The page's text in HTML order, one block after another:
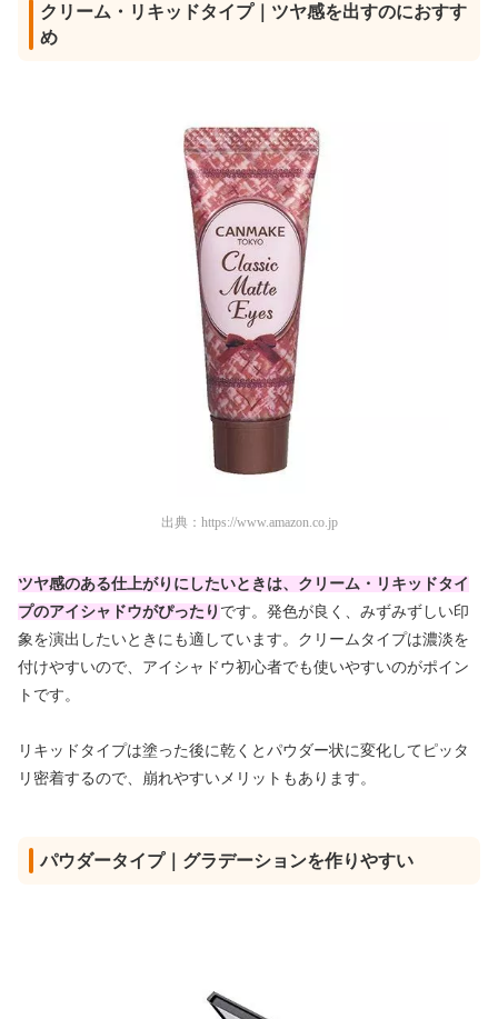
クリーム・リキッドタイプ｜ツヤ感を出すのにおすす
め
出典： https://www.amazon.co.jp
ツヤ感のある仕上がりにしたいときは、クリーム・リキッドタイ
プのアイシャドウがぴったり です。発色が良く、みずみずしい印
象を演出したいときにも適しています。クリームタイプは濃淡を
付けやすいので、アイシャドウ初心者でも使いやすいのがポイン
トです。
リキッドタイプは塗った後に乾くとパウダー状に変化してピッタ
リ密着するので、崩れやすいメリットもあります。
パウダータイプ｜グラデーションを作りやすい